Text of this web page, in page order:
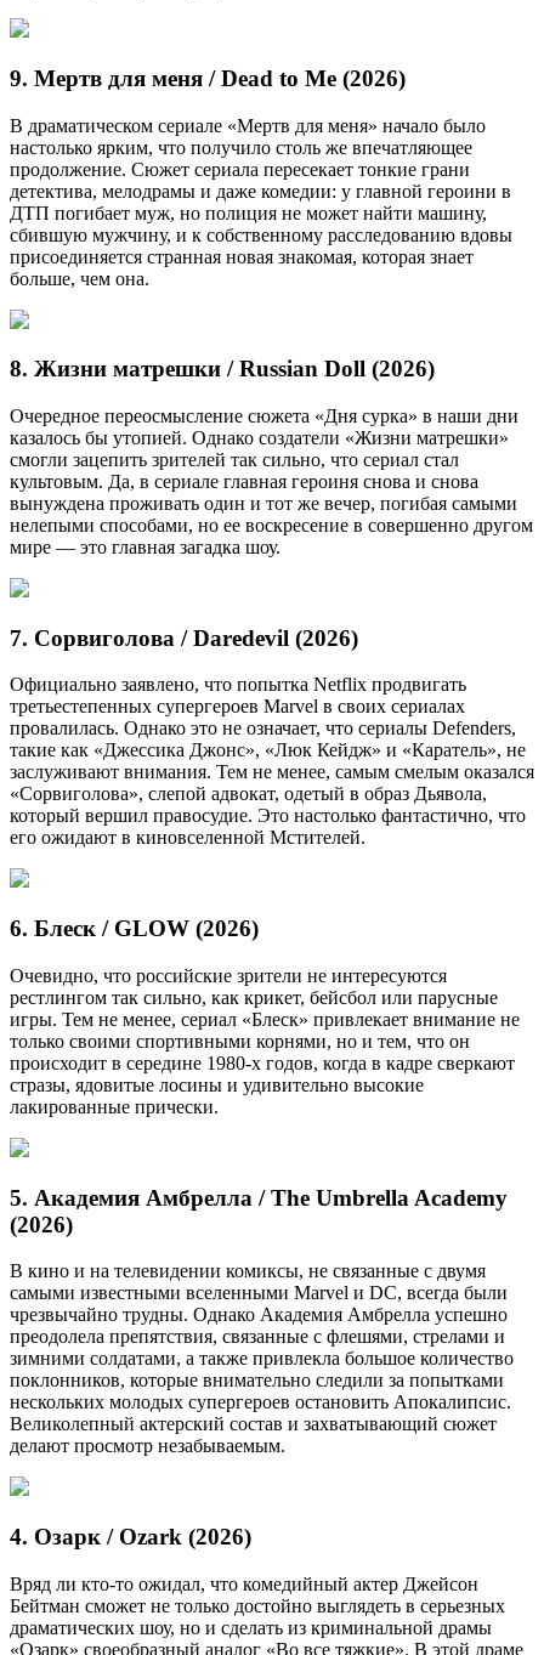
9. Мертв для меня / Dead to Me (2026)
В драматическом сериале «Мертв для меня» начало было
настолько ярким, что получило столь же впечатляющее
продолжение. Сюжет сериала пересекает тонкие грани
детектива, мелодрамы и даже комедии: у главной героини в
ДТП погибает муж, но полиция не может найти машину,
сбившую мужчину, и к собственному расследованию вдовы
присоединяется странная новая знакомая, которая знает
больше, чем она.
8. Жизни матрешки / Russian Doll (2026)
Очередное переосмысление сюжета «Дня сурка» в наши дни
казалось бы утопией. Однако создатели «Жизни матрешки»
смогли зацепить зрителей так сильно, что сериал стал
культовым. Да, в сериале главная героиня снова и снова
вынуждена проживать один и тот же вечер, погибая самыми
нелепыми способами, но ее воскресение в совершенно другом
мире — это главная загадка шоу.
7. Сорвиголова / Daredevil (2026)
Официально заявлено, что попытка Netflix продвигать
третьестепенных супергероев Marvel в своих сериалах
провалилась. Однако это не означает, что сериалы Defenders,
такие как «Джессика Джонс», «Люк Кейдж» и «Каратель», не
заслуживают внимания. Тем не менее, самым смелым оказался
«Сорвиголова», слепой адвокат, одетый в образ Дьявола,
который вершил правосудие. Это настолько фантастично, что
его ожидают в киновселенной Мстителей.
6. Блеск / GLOW (2026)
Очевидно, что российские зрители не интересуются
рестлингом так сильно, как крикет, бейсбол или парусные
игры. Тем не менее, сериал «Блеск» привлекает внимание не
только своими спортивными корнями, но и тем, что он
происходит в середине 1980-х годов, когда в кадре сверкают
стразы, ядовитые лосины и удивительно высокие
лакированные прически.
5. Академия Амбрелла / The Umbrella Academy
(2026)
В кино и на телевидении комиксы, не связанные с двумя
самыми известными вселенными Marvel и DC, всегда были
чрезвычайно трудны. Однако Академия Амбрелла успешно
преодолела препятствия, связанные с флешями, стрелами и
зимними солдатами, а также привлекла большое количество
поклонников, которые внимательно следили за попытками
нескольких молодых супергероев остановить Апокалипсис.
Великолепный актерский состав и захватывающий сюжет
делают просмотр незабываемым.
4. Озарк / Ozark (2026)
Вряд ли кто-то ожидал, что комедийный актер Джейсон
Бейтман сможет не только достойно выглядеть в серьезных
драматических шоу, но и сделать из криминальной драмы
«Озарк» своеобразный аналог «Во все тяжкие». В этой драме